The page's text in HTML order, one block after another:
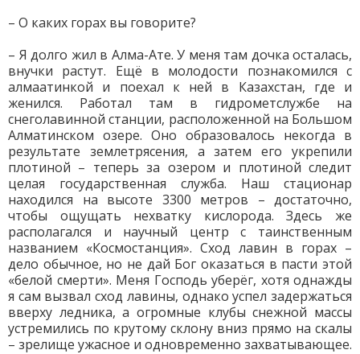
– О каких горах вы говорите?
– Я долго жил в Алма-Ате. У меня там дочка осталась,
внучки растут. Ещё в молодости познакомился с
алмаатинкой и поехал к ней в Казахстан, где и
женился. Работал там в гидрометслужбе на
снеголавинной станции, расположенной на Большом
Алматинском озере. Оно образовалось некогда в
результате землетрясения, а затем его укрепили
плотиной – теперь за озером и плотиной следит
целая государственная служба. Наш стационар
находился на высоте 3300 метров – достаточно,
чтобы ощущать нехватку кислорода. Здесь же
располагался и научный центр с таинственным
названием «Космостанция». Сход лавин в горах –
дело обычное, но не дай Бог оказаться в пасти этой
«белой смерти». Меня Господь уберёг, хотя однажды
я сам вызвал сход лавины, однако успел задержаться
вверху ледника, а огромные клубы снежной массы
устремились по крутому склону вниз прямо на скалы
– зрелище ужасное и одновременно захватывающее.